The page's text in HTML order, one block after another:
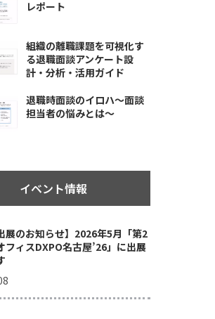
レポート
組織の離職課題を可視化す
る退職面談アンケート設
計・分析・活用ガイド
退職時面談のイロハ〜面談
担当者の悩みとは〜
イベント情報
展のお知らせ】2026年5月「第2
フィスDXPO名古屋’26」に出展